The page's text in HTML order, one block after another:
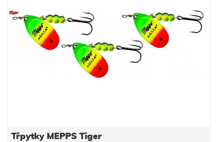
Třpytky MEPPS Tiger